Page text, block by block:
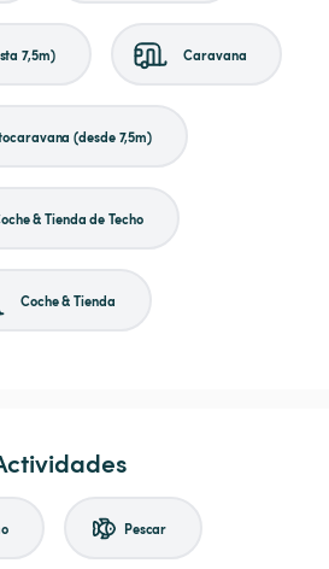
7,5m) Caravana
(desde 7,5m)
& Tienda de Techo
Coche & Tienda
Pescar